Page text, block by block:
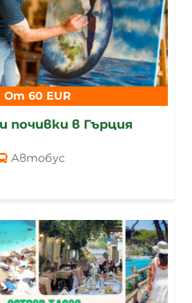
От 60 EUR
почивки в Гърция
Автобус